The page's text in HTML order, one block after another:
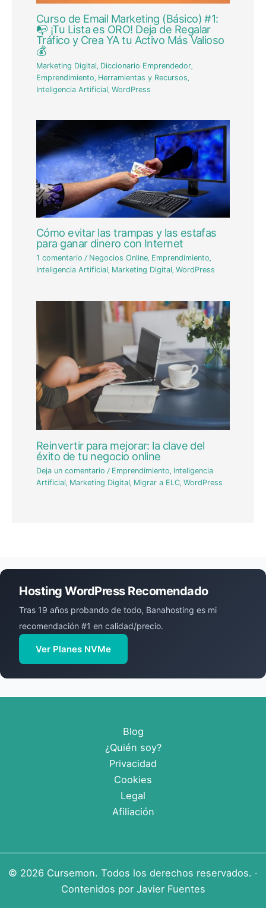
Curso de Email Marketing (Básico) #1:
📭 ¡Tu Lista es ORO! Deja de Regalar
Tráfico y Crea YA tu Activo Más Valioso
💰
Marketing Digital Diccionario Emprendedor
Emprendimiento Herramientas y Recursos
Inteligencia Artificial ,WordPress
Cómo evitar las trampas y las estafas
para ganar dinero con Internet
1 comentario / Negocios Online, Emprendimiento,
Inteligencia Artificial, Marketing Digital,WordPress
Reinvertir para mejorar: la clave del
éxito de tu negocio online
Deja un comentario / Emprendimiento Inteligencia
Artificial Marketing Digital Migrar a ELC ,WordPress
Hosting WordPress Recomendado
Tras 19 años probando de todo, Banahosting es mi
recomendación #1 en calidad/precio.
Ver Planes NVMe
Blog
¿Quién soy?
Privacidad
Cookies
Legal
Afiliación
© 2026 Cursemon. Todos los derechos reservados. ·
Contenidos por Javier Fuentes